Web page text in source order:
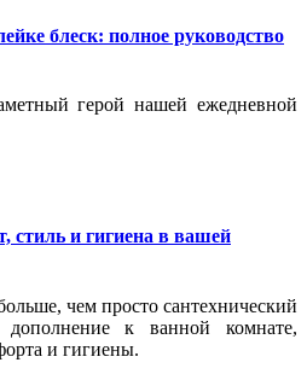
блеск: полное руководство
герой нашей ежедневной
стиль и гигиена в вашей
чем просто сантехнический
к ванной комнате,
и гигиены.